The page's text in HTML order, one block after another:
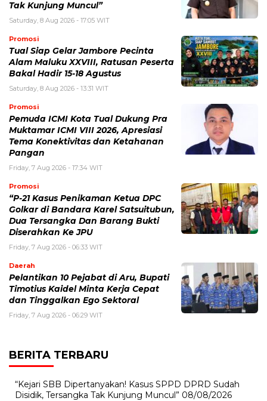
Tak Kunjung Muncul”
Saturday, 8 Aug 2026 - 17:05 WIT
Promosi
Tual Siap Gelar Jambore Pecinta
Alam Maluku XXVIII, Ratusan Peserta
Bakal Hadir 15-18 Agustus
Saturday, 8 Aug 2026 - 13:31 WIT
Promosi
Pemuda ICMI Kota Tual Dukung Pra
Muktamar ICMI VIII 2026, Apresiasi
Tema Konektivitas dan Ketahanan
Pangan
Friday, 7 Aug 2026 - 17:34 WIT
Promosi
“P-21 Kasus Penikaman Ketua DPC
Golkar di Bandara Karel Satsuitubun,
Dua Tersangka Dan Barang Bukti
Diserahkan Ke JPU
Friday, 7 Aug 2026 - 06:33 WIT
Daerah
Pelantikan 10 Pejabat di Aru, Bupati
Timotius Kaidel Minta Kerja Cepat
dan Tinggalkan Ego Sektoral
Friday, 7 Aug 2026 - 06:29 WIT
BERITA TERBARU
“Kejari SBB Dipertanyakan! Kasus SPPD DPRD Sudah
Disidik, Tersangka Tak Kunjung Muncul” 08/08/2026